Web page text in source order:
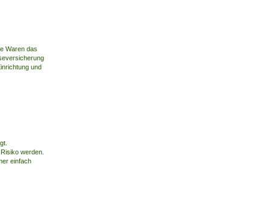
Waren das
und
werden.
einfach